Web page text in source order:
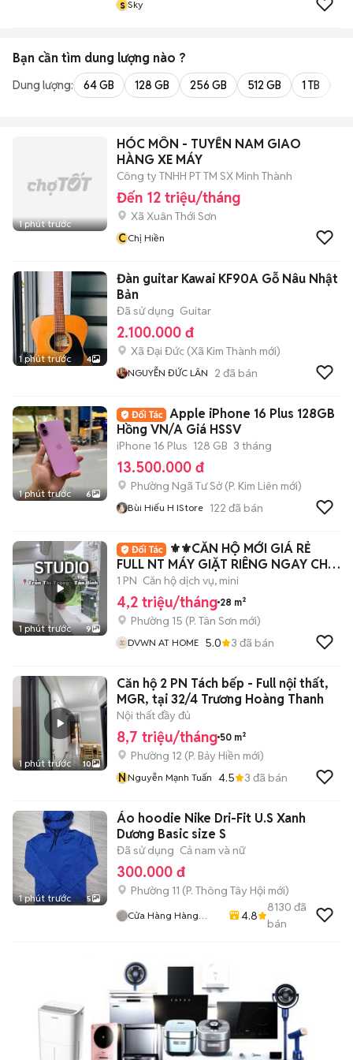
s Sky
Bạn cần tìm dung lượng nào ?
Dung lượng: 64 GB 128 GB 256 GB 512 GB 1 TB
1 phút trước
HÓC MÔN - TUYỂN NAM GIAO
HÀNG XE MÁY
Công ty TNHH PT TM SX Minh Thành
Đến 12 triệu/tháng
Xã Xuân Thới Sơn
CChị Hiền
1 phút trước 4
Đàn guitar Kawai KF90A Gỗ Nâu Nhật
Bản
Đã sử dụng Guitar
2.100.000 đ
Xã Đại Đức (Xã Kim Thành mới)
NGUYỄN ĐỨC LÂN 2 đã bán
1 phút trước 6
Apple iPhone 16 Plus 128GB
Hồng VN/A Giá HSSV
iPhone 16 Plus 128 GB 3 tháng
13.500.000 đ
Phường Ngã Tư Sở(P. Kim Liên mới)
Bùi Hiếu H IStore 122 đã bán
1 phút trước 9
⚜️⚜️CĂN HỘ MỚI GIÁ RẺ
FULL NT MÁY GIẶT RIÊNG NGAY CHỢ
PHẠM VĂN BẠCH
1 PN Căn hộ dịch vụ, mini
4,2 triệu/tháng 28 m²
Phường 15 (P. Tân Sơn mới)
DVWN AT HOME 5.0 3 đã bán
1 phút trước 10
Căn hộ 2 PN Tách bếp - Full nội thất,
MGR, tại 32/4 Trương Hoàng Thanh
Nội thất đầy đủ
8,7 triệu/tháng 50 m²
Phường 12 (P. Bảy Hiền mới)
NNguyễn Mạnh Tuấn 4.5 3 đã bán
1 phút trước 5
Áo hoodie Nike Dri-Fit U.S Xanh
Dương Basic size S
Đã sử dụng Cả nam và nữ
300.000 đ
Phường 11 (P. Thông Tây Hội mới)
Cửa Hàng Hàng
4.8
8130 đã
bán